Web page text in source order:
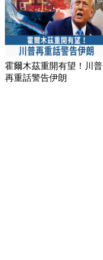
霍爾木茲重開有望！川普
再重話警告伊朗